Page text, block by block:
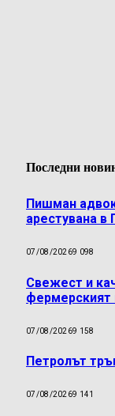
Последни
Пишман
арестувана в
07/08/20269 098
Свежест и
фермерският
07/08/20269 158
Петролът
07/08/20269 141